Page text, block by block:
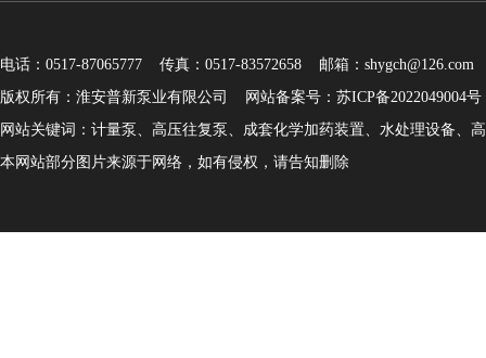
电话：0517-87065777 传真：0517-83572658 邮箱：shygch@126.com
版权所有：淮安普新泵业有限公司
网站备案号：苏ICP备2022049004号
网站关键词：计量泵、高压往复泵、成套化学加药装置、水处理设备、
本网站部分图片来源于网络，如有侵权，请告知删除